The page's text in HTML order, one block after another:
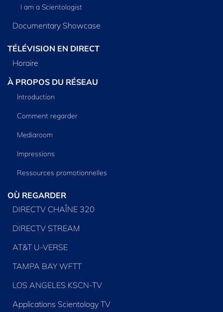
I am a Scientologist
Documentary Showcase
TÉLÉVISION EN DIRECT
Horaire
À PROPOS DU RÉSEAU
Introduction
Comment regarder
Mediaroom
Impressions
Ressources promotionnelles
OÙ REGARDER
DIRECTV CHAÎNE 320
DIRECTV STREAM
AT&T U-VERSE
TAMPA BAY WFTT
LOS ANGELES KSCN-TV
Applications Scientology TV